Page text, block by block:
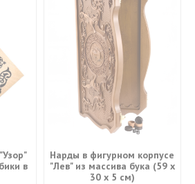
в
Нарды в фигурном корпусе
"Лев" из массива бука (59 x
30 x 5 см)